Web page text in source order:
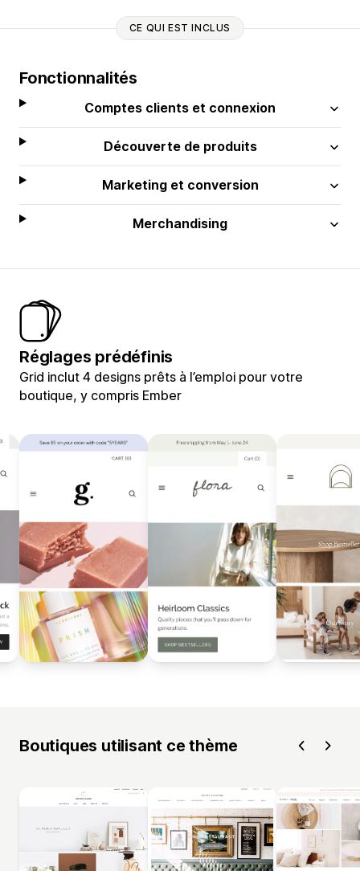
CE QUI EST INCLUS
Fonctionnalités
Comptes clients et connexion
Découverte de produits
Marketing et conversion
Merchandising
Réglages prédéfinis
Grid inclut 4 designs prêts à l’emploi pour votre
boutique, y compris Ember
Boutiques utilisant ce thème